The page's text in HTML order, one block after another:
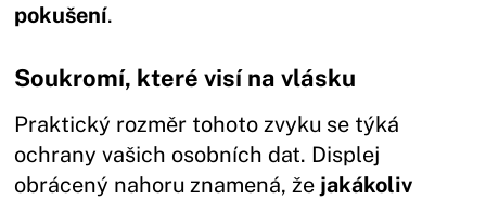
pokušení.
Soukromí, které visí na vlásku
Praktický rozměr tohoto zvyku se týká
ochrany vašich osobních dat. Displej
obrácený nahoru znamená, že jakákoliv